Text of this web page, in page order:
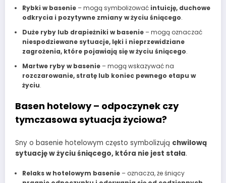
Rybki w basenie– mogą symbolizować intuicję, duchowe
odkrycia i pozytywne zmiany w życiu śniącego.
Duże ryby lub drapieżniki w basenie– mogą oznaczać
niespodziewane sytuacje, lęki i nieprzewidziane
zagrożenia, które pojawiają się w życiu śniącego.
Martwe ryby w basenie– mogą wskazywać na
rozczarowanie, stratę lub koniec pewnego etapu w
życiu.
Basen hotelowy – odpoczynek czy
tymczasowa sytuacja życiowa?
Sny o basenie hotelowym często symbolizują chwilową
sytuację w życiu śniącego, która nie jest stała.
Relaks w hotelowym basenie– oznacza, że śniący